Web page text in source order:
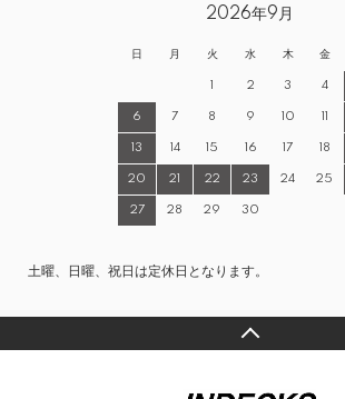
2026年9月
日 月 火 水 木 金
1 2 3 4
6 7 8 9 10 11
13 14 15 16 17 18
20 21 22 23 24 25
27 28 29 30
土曜、日曜、祝日は定休日となります。